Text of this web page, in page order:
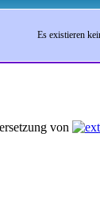
Es existieren
von